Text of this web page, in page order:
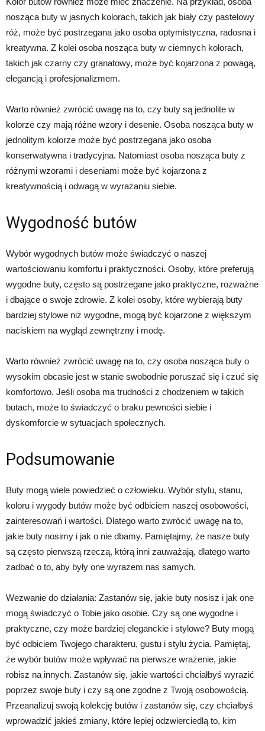
nosząca buty w jasnych kolorach, takich jak biały czy pastelowy
róż, może być postrzegana jako osoba optymistyczna, radosna i
kreatywna. Z kolei osoba nosząca buty w ciemnych kolorach,
takich jak czarny czy granatowy, może być kojarzona z powagą,
elegancją i profesjonalizmem.
Warto również zwrócić uwagę na to, czy buty są jednolite w
kolorze czy mają różne wzory i desenie. Osoba nosząca buty w
jednolitym kolorze może być postrzegana jako osoba
konserwatywna i tradycyjna. Natomiast osoba nosząca buty z
różnymi wzorami i deseniami może być kojarzona z
kreatywnością i odwagą w wyrażaniu siebie.
Wygodność butów
Wybór wygodnych butów może świadczyć o naszej
wartościowaniu komfortu i praktyczności. Osoby, które preferują
wygodne buty, często są postrzegane jako praktyczne, rozważne
i dbające o swoje zdrowie. Z kolei osoby, które wybierają buty
bardziej stylowe niż wygodne, mogą być kojarzone z większym
naciskiem na wygląd zewnętrzny i modę.
Warto również zwrócić uwagę na to, czy osoba nosząca buty o
wysokim obcasie jest w stanie swobodnie poruszać się i czuć się
komfortowo. Jeśli osoba ma trudności z chodzeniem w takich
butach, może to świadczyć o braku pewności siebie i
dyskomforcie w sytuacjach społecznych.
Podsumowanie
Buty mogą wiele powiedzieć o człowieku. Wybór stylu, stanu,
koloru i wygody butów może być odbiciem naszej osobowości,
zainteresowań i wartości. Dlatego warto zwrócić uwagę na to,
jakie buty nosimy i jak o nie dbamy. Pamiętajmy, że nasze buty
są często pierwszą rzeczą, którą inni zauważają, dlatego warto
zadbać o to, aby były one wyrazem nas samych.
Wezwanie do działania: Zastanów się, jakie buty nosisz i jak one
mogą świadczyć o Tobie jako osobie. Czy są one wygodne i
praktyczne, czy może bardziej eleganckie i stylowe? Buty mogą
być odbiciem Twojego charakteru, gustu i stylu życia. Pamiętaj,
że wybór butów może wpływać na pierwsze wrażenie, jakie
robisz na innych. Zastanów się, jakie wartości chciałbyś wyrazić
poprzez swoje buty i czy są one zgodne z Twoją osobowością.
Przeanalizuj swoją kolekcję butów i zastanów się, czy chciałbyś
wprowadzić jakieś zmiany, które lepiej odzwierciedlą to, kim